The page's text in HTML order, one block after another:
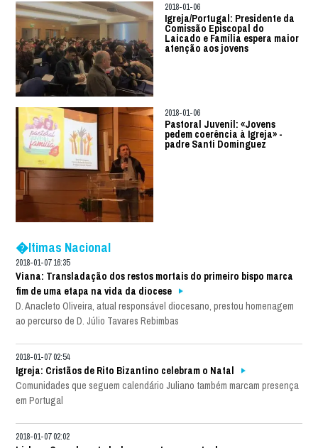
2018-01-06
Igreja/Portugal: Presidente da
Comissão Episcopal do
Laicado e Família espera maior
atenção aos jovens
2018-01-06
Pastoral Juvenil: «Jovens
pedem coerência à Igreja» -
padre Santi Dominguez
�ltimas Nacional
2018-01-07 16:35
Viana: Transladação dos restos mortais do primeiro bispo marca
fim de uma etapa na vida da diocese
D. Anacleto Oliveira, atual responsável diocesano, prestou homenagem
ao percurso de D. Júlio Tavares Rebimbas
2018-01-07 02:54
Igreja: Cristãos de Rito Bizantino celebram o Natal
Comunidades que seguem calendário Juliano também marcam presença
em Portugal
2018-01-07 02:02